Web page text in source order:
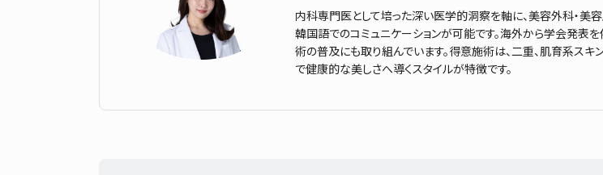
内科専門医として培った深い医学的洞察を軸に、美容外科・美
韓国語でのコミュニケーションが可能です。海外から学会発表
術の普及にも取り組んでいます。得意施術は、二重、肌育系ス
で健康的な美しさへ導くスタイルが特徴です。